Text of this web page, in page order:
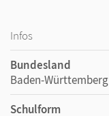
Infos
Bundesland
Baden-Württemberg
Schulform